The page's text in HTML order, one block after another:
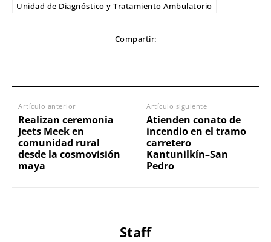
Unidad de Diagnóstico y Tratamiento Ambulatorio
Compartir:
Artículo anterior
Realizan ceremonia
Jeets Meek en
comunidad rural
desde la cosmovisión
maya
Artículo siguiente
Atienden conato de
incendio en el tramo
carretero
Kantunilkín–San
Pedro
Staff